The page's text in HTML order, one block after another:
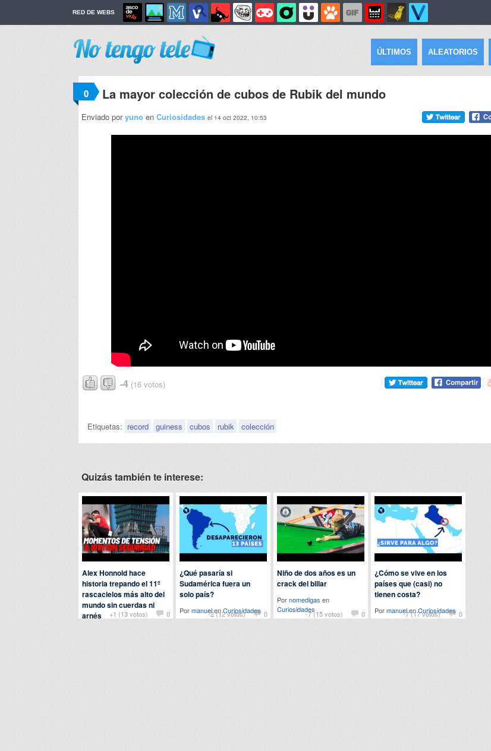
RED DE WEBS
ÚLTIMOS ALEATORIOS
0 La mayor colección de cubos de Rubik del mundo
Enviado poryuno en Curiosidades el 14 oct 2022, 10:53
-4 (16 votos)
Etiquetas: record guiness cubos rubik colección
Quizás también te interese:
+1 (13 votos) 0
Alex Honnold hace
historia trepando el 11º
rascacielos más alto del
mundo sin cuerdas ni
arnés
-2 (12 votos) 0
¿Qué pasaría si
Sudamérica fuera un
solo país?
PormanuelenCuriosidades -7 (15 votos) 0
Niño de dos años es un
crack del billar
Pornomedigas en
Curiosidades
-7 (17 votos) 0
¿Cómo se vive en los
países que (casi) no
tienen costa?
PormanuelenCuriosidades